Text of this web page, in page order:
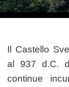
Il Castello
al 937 d.C.
continue